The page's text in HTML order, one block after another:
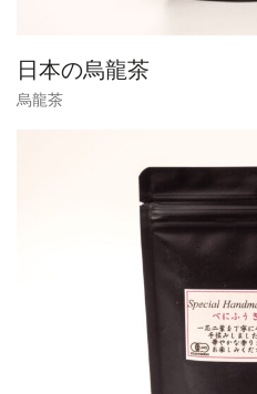
日本の烏龍茶
烏龍茶